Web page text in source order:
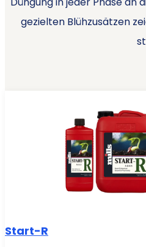
gezielten Blühzusätzen
Start-R